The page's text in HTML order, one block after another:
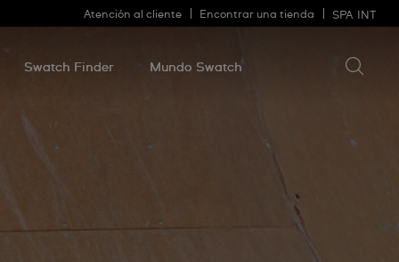
Atención al cliente Encontrar una tienda SPA INT
Swatch Finder Mundo Swatch
algo